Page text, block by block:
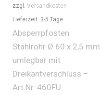
zzgl.Versandkosten
Lieferzeit: 3-5 Tage
Absperrpfosten
Stahlrohr Ø 60 x 2,5 mm
umlegbar mit
Dreikantverschluss –
Art.Nr. 460FU